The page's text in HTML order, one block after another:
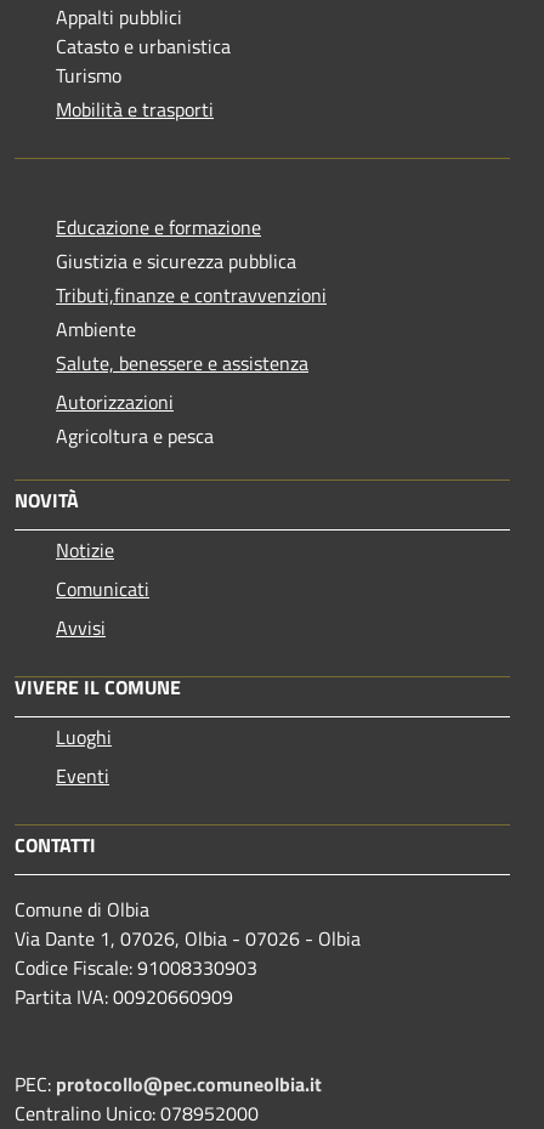
Appalti pubblici
Catasto e urbanistica
Turismo
Mobilità e trasporti
Educazione e formazione
Giustizia e sicurezza pubblica
Tributi,finanze e contravvenzioni
Ambiente
Salute, benessere e assistenza
Autorizzazioni
Agricoltura e pesca
NOVITÀ
Notizie
Comunicati
Avvisi
VIVERE IL COMUNE
Luoghi
Eventi
CONTATTI
Comune di Olbia
Via Dante 1, 07026, Olbia - 07026 - Olbia
Codice Fiscale: 91008330903
Partita IVA: 00920660909
PEC: protocollo@pec.comuneolbia.it
Centralino Unico: 078952000